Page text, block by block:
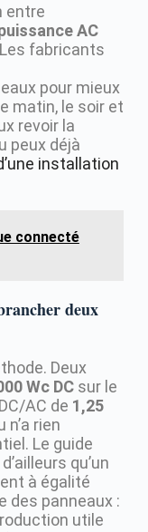
entre
AC
fabricants
pour mieux
matin, le soir et
revoir la
peux déjà
installation
connecté
deux
Deux
Wc DCsur le
AC de 1,25
n’a rien
Le guide
qu’un
à égalité
des panneaux :
utile